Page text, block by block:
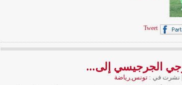
Tweet
الجرجيسي إلى...
نشرت في :تونس,رياضة